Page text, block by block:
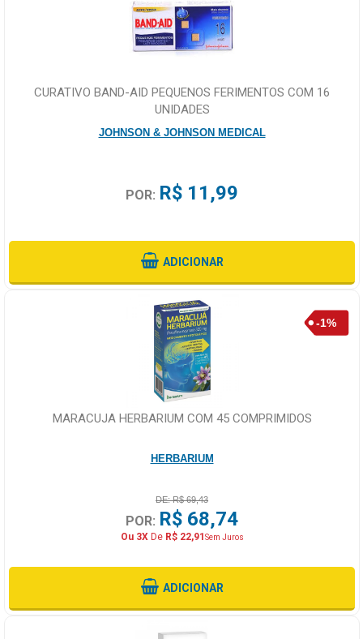
CURATIVO BAND-AID PEQUENOS FERIMENTOS COM 16
UNIDADES
JOHNSON & JOHNSON MEDICAL
POR: R$ 11,99
ADICIONAR
MARACUJA HERBARIUM COM 45 COMPRIMIDOS
HERBARIUM
DE: R$ 69,43
POR: R$ 68,74
Ou 3XDe R$ 22,91 Sem Juros
ADICIONAR